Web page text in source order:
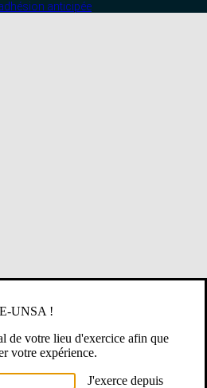
anticipée
UNSA !
de votre lieu d'exercice afin que
votre expérience.
J'exerce depuis